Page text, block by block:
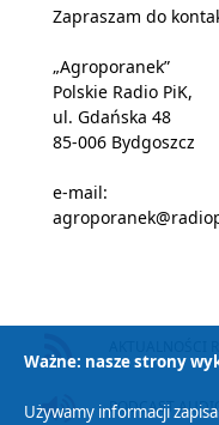
Zapraszam do
„Agroporanek”
Polskie Radio PiK,
ul. Gdańska 48
85-006 Bydgoszcz
e-mail:
PODCAST
Ważne: nasze strony
Używamy informacji